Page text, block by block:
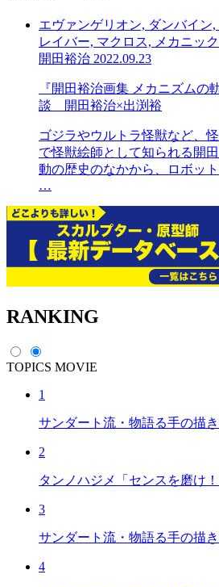
エヴァンゲリオン, ダンバイン
レイバー, マクロス, メカニッ
開田裕治 2022.09.23
『開田裕治画集 メカニズムの
談 開田裕治×出渕裕
ゴジラやウルトラ怪獣など、
で怪獣絵師として知られる開
動の歴史のなかから、ロボッ
…
RANKING
TOPICS MOVIE
1
サンダート流・物語る手の描
2
タンノハジメ「センスを磨け
3
サンダート流・物語る手の描
4